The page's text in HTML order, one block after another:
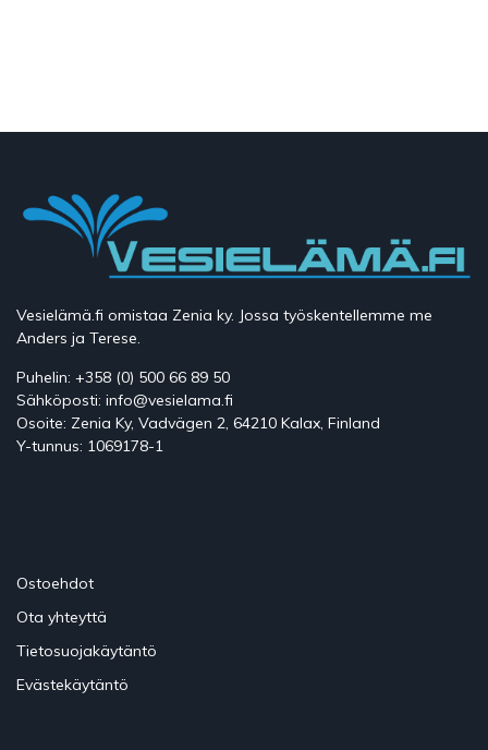
Vesielämä.fi omistaa Zenia ky. Jossa työskentellemme me
Anders ja Terese.
Puhelin: +358 (0) 500 66 89 50
Sähköposti: info@vesielama.fi
Osoite: Zenia Ky, Vadvägen 2, 64210 Kalax, Finland
Y-tunnus: 1069178-1
Ostoehdot
Ota yhteyttä
Tietosuojakäytäntö
Evästekäytäntö